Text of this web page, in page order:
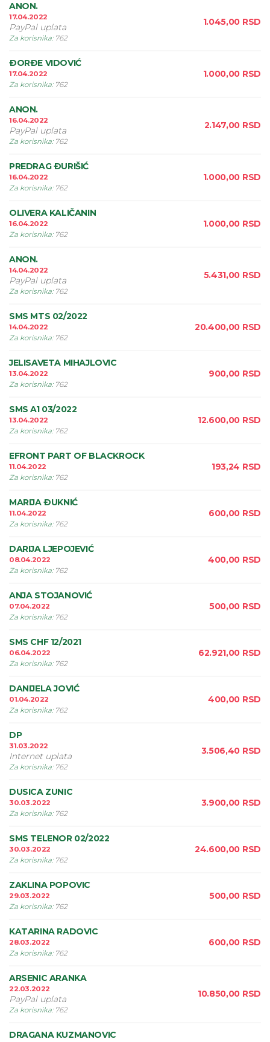
ANON.
17.04.2022
PayPal uplata
Za korisnika: 762
1.045,00 RSD
ÐORÐE VIDOVIĆ
17.04.2022
Za korisnika: 762
1.000,00 RSD
ANON.
16.04.2022
PayPal uplata
Za korisnika: 762
2.147,00 RSD
PREDRAG ÐURIŠIĆ
16.04.2022
Za korisnika: 762
1.000,00 RSD
OLIVERA KALIČANIN
16.04.2022
Za korisnika: 762
1.000,00 RSD
ANON.
14.04.2022
PayPal uplata
Za korisnika: 762
5.431,00 RSD
SMS MTS 02/2022
14.04.2022
Za korisnika: 762
20.400,00 RSD
JELISAVETA MIHAJLOVIC
13.04.2022
Za korisnika: 762
900,00 RSD
SMS A1 03/2022
13.04.2022
Za korisnika: 762
12.600,00 RSD
EFRONT PART OF BLACKROCK
11.04.2022
Za korisnika: 762
193,24 RSD
MARIJA ÐUKNIĆ
11.04.2022
Za korisnika: 762
600,00 RSD
DARIJA LJEPOJEVIĆ
08.04.2022
Za korisnika: 762
400,00 RSD
ANJA STOJANOVIĆ
07.04.2022
Za korisnika: 762
500,00 RSD
SMS CHF 12/2021
06.04.2022
Za korisnika: 762
62.921,00 RSD
DANIJELA JOVIĆ
01.04.2022
Za korisnika: 762
400,00 RSD
DP
31.03.2022
Internet uplata
Za korisnika: 762
3.506,40 RSD
DUSICA ZUNIC
30.03.2022
Za korisnika: 762
3.900,00 RSD
SMS TELENOR 02/2022
30.03.2022
Za korisnika: 762
24.600,00 RSD
ZAKLINA POPOVIC
29.03.2022
Za korisnika: 762
500,00 RSD
KATARINA RADOVIC
28.03.2022
Za korisnika: 762
600,00 RSD
ARSENIC ARANKA
22.03.2022
PayPal uplata
Za korisnika: 762
10.850,00 RSD
DRAGANA KUZMANOVIC